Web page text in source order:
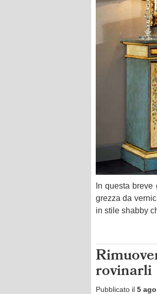
In questa
grezza da
in stile shabby
rovinarli
Pubblicato il 5